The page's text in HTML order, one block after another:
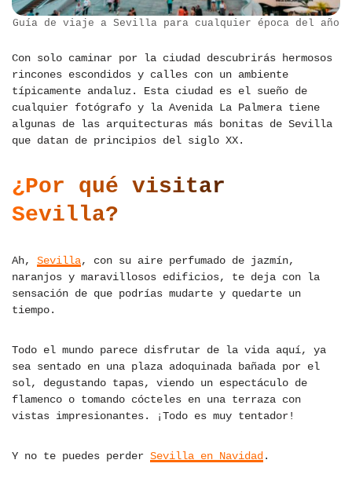
Guía de viaje a Sevilla para cualquier época del año
Con solo caminar por la ciudad descubrirás hermosos
rincones escondidos y calles con un ambiente
típicamente andaluz. Esta ciudad es el sueño de
cualquier fotógrafo y la Avenida La Palmera tiene
algunas de las arquitecturas más bonitas de Sevilla
que datan de principios del siglo XX.
¿Por qué visitar
Sevilla?
Ah, Sevilla, con su aire perfumado de jazmín,
naranjos y maravillosos edificios, te deja con la
sensación de que podrías mudarte y quedarte un
tiempo.
Todo el mundo parece disfrutar de la vida aquí, ya
sea sentado en una plaza adoquinada bañada por el
sol, degustando tapas, viendo un espectáculo de
flamenco o tomando cócteles en una terraza con
vistas impresionantes. ¡Todo es muy tentador!
Y no te puedes perder Sevilla en Navidad.